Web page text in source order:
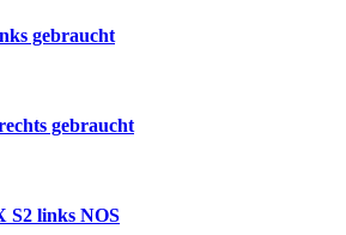
gebraucht
gebraucht
S2 links NOS